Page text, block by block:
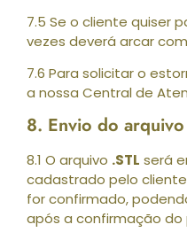
7.5 Se o cliente quiser
vezes deverá arcar
7.6 Para solicitar o
a nossa Central de
8. Envio do arquivo
8.1 O arquivo .STL será
cadastrado pelo
for confirmado,
após a confirmação